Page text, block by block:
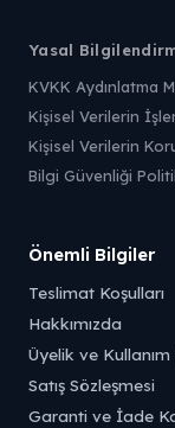
Yasal
KVKK Aydınlatma
Kişisel Verilerin
Kişisel Verilerin
Bilgi Güvenliği
Önemli Bilgiler
Teslimat Koşulları
Hakkımızda
Üyelik ve Kullanım
Satış Sözleşmesi
Garanti ve İade